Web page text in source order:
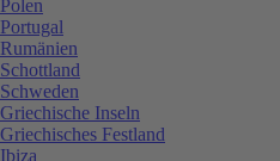
Polen
Portugal
Rumänien
Schottland
Schweden
Griechische Inseln
Griechisches Festland
Ibiza